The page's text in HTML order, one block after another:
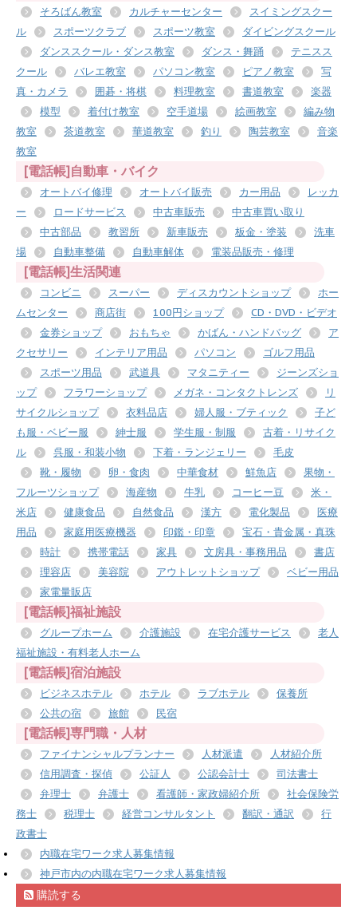
そろばん教室 カルチャーセンター
スイミングスクー
ル
スポーツクラブ スポーツ教室
ダイビングスクール
ダンススクール・ダンス教室
ダンス・舞踊
テニスス
クール
バレエ教室 パソコン教室 ピアノ教室
写
真・カメラ
囲碁・将棋 料理教室 書道教室
楽器
模型
着付け教室 空手道場 絵画教室
編み物
教室
茶道教室 華道教室 釣り 陶芸教室
音楽
教室
[電話帳]自動車・バイク
オートバイ修理 オートバイ販売 カー用品
レッカ
ー
ロードサービス 中古車販売
中古車買い取り
中古部品
教習所 新車販売 板金・塗装
洗車
場
自動車整備 自動車解体 電装品販売・修理
[電話帳]生活関連
コンビニ スーパー ディスカウントショップ
ホー
ムセンター
商店街 100円ショップ
CD・DVD・ビデオ
金券ショップ
おもちゃ かばん・ハンドバッグ
ア
クセサリー
インテリア用品 パソコン
ゴルフ用品
スポーツ用品
武道具 マタニティー
ジーンズショ
ップ
フラワーショップ メガネ・コンタクトレンズ
リ
サイクルショップ
衣料品店 婦人服・ブティック
子ど
も服・ベビー服
紳士服 学生服・制服
古着・リサイク
ル
呉服・和装小物 下着・ランジェリー
毛皮
靴・履物
卵・食肉 中華食材 鮮魚店
果物・
フルーツショップ
海産物 牛乳 コーヒー豆
米・
米店
健康食品 自然食品 漢方 電化製品
医療
用品
家庭用医療機器 印鑑・印章
宝石・貴金属・真珠
時計
携帯電話 家具 文房具・事務用品
書店
理容店
美容院 アウトレットショップ
ベビー用品
家電量販店
[電話帳]福祉施設
グループホーム 介護施設 在宅介護サービス
老人
福祉施設・有料老人ホーム
[電話帳]宿泊施設
ビジネスホテル ホテル ラブホテル
保養所
公共の宿
旅館 民宿
[電話帳]専門職・人材
ファイナンシャルプランナー 人材派遣
人材紹介所
信用調査・探偵
公証人 公認会計士
司法書士
弁理士
弁護士 看護師・家政婦紹介所
社会保険労
務士
税理士 経営コンサルタント 翻訳・通訳
行
政書士
内職在宅ワーク求人募集情報
神戸市内の内職在宅ワーク求人募集情報
購読する